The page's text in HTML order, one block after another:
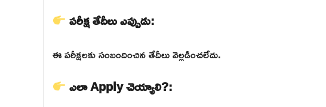
పరీక్ష తేదీలు ఎప్పుడు:
ఈ పరీక్షలకు సంబందించిన తేదీలు వెల్లడించలేదు.
ఎలా Apply చెయ్యాలి?: